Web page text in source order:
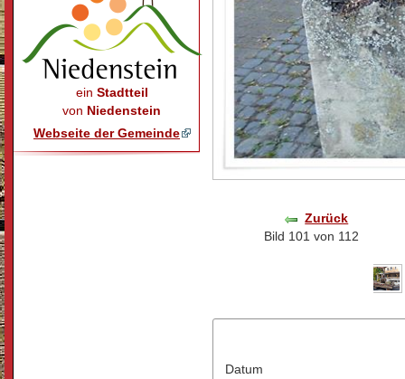
ein Stadtteil
von Niedenstein
Webseite der Gemeinde
Zurück
Bild 101 von 112
Datum